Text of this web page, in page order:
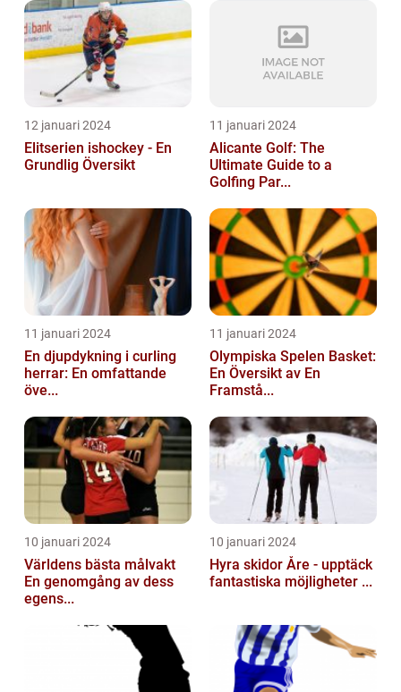
12 januari 2024
Elitserien ishockey - En
Grundlig Översikt
11 januari 2024
Alicante Golf: The
Ultimate Guide to a
Golfing Par...
11 januari 2024
En djupdykning i curling
herrar: En omfattande
öve...
11 januari 2024
Olympiska Spelen Basket:
En Översikt av En
Framstå...
10 januari 2024
Världens bästa målvakt
En genomgång av dess
egens...
10 januari 2024
Hyra skidor Åre - upptäck
fantastiska möjligheter ...